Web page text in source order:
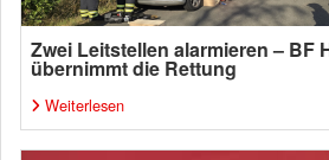
Zwei Leitstellen alarmieren – BF
übernimmt die Rettung
Weiterlesen